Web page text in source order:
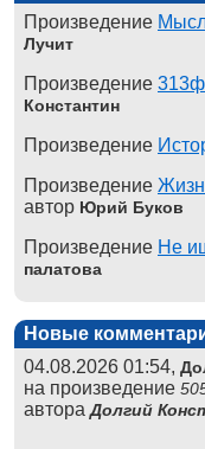
Произведение
Лучит
Произведение
Константин
Произведение
Произведение
автор Юрий Буков
Произведение Не
палатова
Новые
04.08.2026 01:54,
на произведение
автораДолгий